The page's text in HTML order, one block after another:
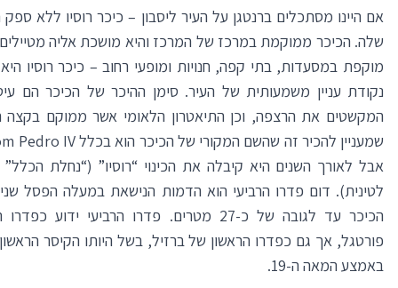
אם היינו מסתכלים ברנטגן על העיר ליסבון – כיכר רוסיו ללא
שלה. הכיכר ממוקמת במרכז של המרכז והיא מושכת אליה מטיילים
מוקפת במסעדות, בתי קפה, חנויות ומופעי רחוב – כיכר רוסיו
נקודת עניין משמעותית של העיר. סימן ההיכר של הכיכר הם
המקשטים את הרצפה, וכן התיאטרון הלאומי אשר ממוקם בקצה
אבל לאורך השנים היא קיבלה את הכינוי “רוסיו” (“נחלת
לטינית). דום פדרו הרביעי הוא הדמות הנישאת במעלה הפסל
הכיכר עד לגובה של כ-27 מטרים. פדרו הרביעי ידוע
פורטגל, אך גם כפדרו הראשון של ברזיל, בשל היותו הקיסר
באמצע המאה ה-19.